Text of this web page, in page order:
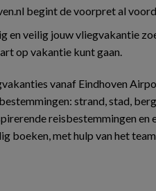
begint de voorpret al
en veilig jouw vliegvakantie
op vakantie kunt gaan.
vanaf Eindhoven
strand, stad,
reisbestemmingen en
boeken, met hulp van het team